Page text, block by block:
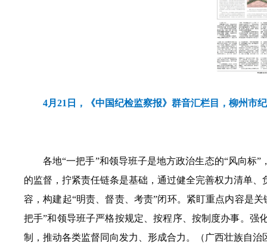
4月21日，《中国纪检监察报》群音汇栏目，柳州市
各地“一把手”和领导班子是地方政治生态的“风向标
的监督，拧紧责任链条是基础，通过健全完善权力清单
容，构建起“明责、督责、考责”闭环。紧盯重点内容是
把手”和领导班子严格按规定、按程序、按制度办事。强
制，推动各类监督同向发力、形成合力。（广西壮族自